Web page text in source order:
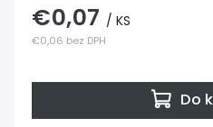
€0,06 bez DPH
€0,07 / KS
Do